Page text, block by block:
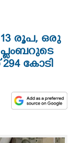
രൂപ, ഒരു
കോടി